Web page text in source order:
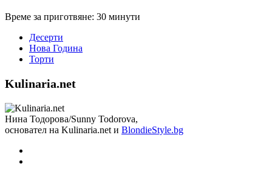
Време за приготвяне: 30 минути
Десерти
Нова Година
Торти
Kulinaria.net
Нина Тодорова/Sunny Todorova,
основател на Kulinaria.net и BlondieStyle.bg